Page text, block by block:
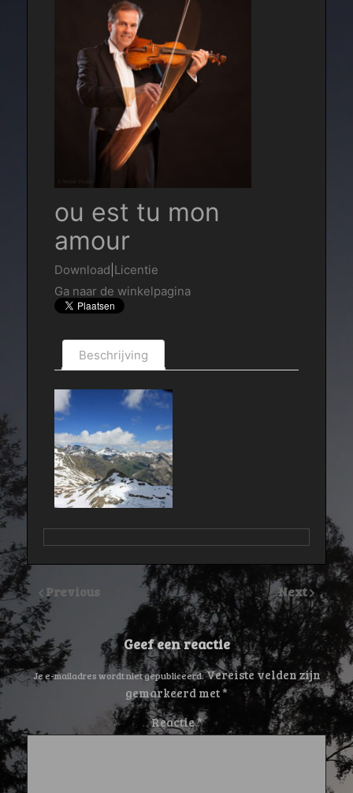
ou est tu mon
amour
Download Licentie
Ga naar de winkelpagina
Beschrijving
Previous Next
Geef een reactie
Je e-mailadres wordt niet gepubliceerd.Vereiste velden zijn
gemarkeerd met*
Reactie*